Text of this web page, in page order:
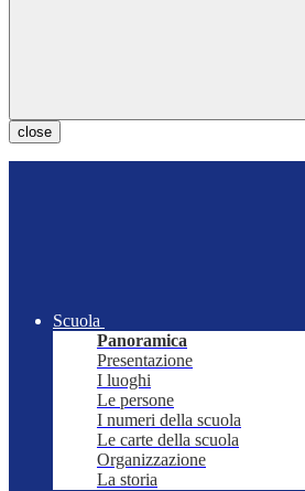
close
Scuola
Panoramica
Presentazione
I luoghi
Le persone
I numeri della scuola
Le carte della scuola
Organizzazione
La storia